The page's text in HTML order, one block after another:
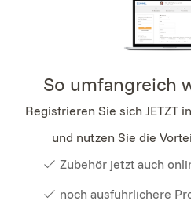
So umfangreich
Registrieren Sie sich JETZT
und nutzen Sie die
Zubehör jetzt auch
noch ausführlichere